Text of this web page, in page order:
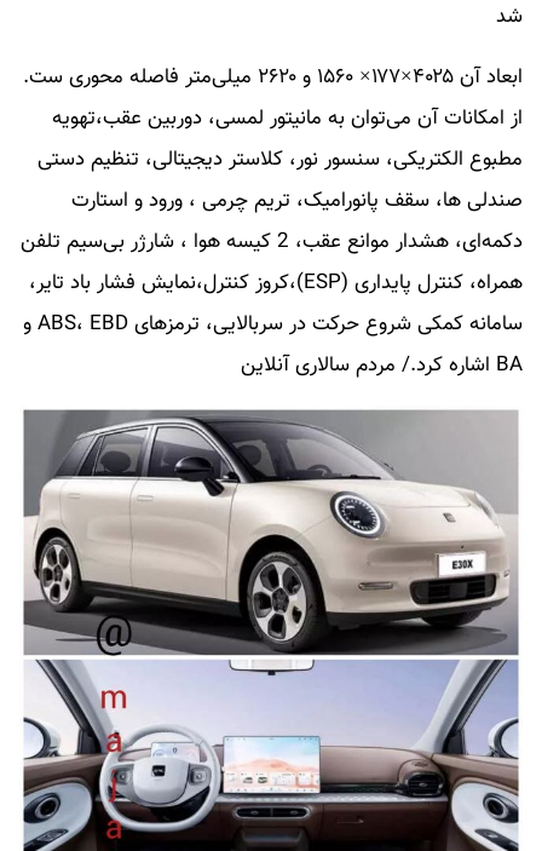
شد
ابعاد آن ۴۰۲۵×۱۷۷× ۱۵۶۰ و ۲۶۲۰ میلی‌متر فاصله محوری ست.
از امکانات آن می‌توان به مانیتور لمسی، دوربین عقب،تهویه
مطبوع الکتریکی، سنسور نور، کلاستر دیجیتالی، تنظیم دستی
صندلی ها، سقف پانورامیک، تریم چرمی ، ورود و استارت
دکمه‌ای، هشدار موانع عقب، 2 کیسه هوا ، شارژر بی‌سیم تلفن
همراه، کنترل پایداری (ESP)،کروز کنترل،نمایش فشار باد تایر،
سامانه کمکی شروع حرکت در سربالایی، ترمزهای ABS، EBD و
BA اشاره کرد./ مردم سالاری آنلاین